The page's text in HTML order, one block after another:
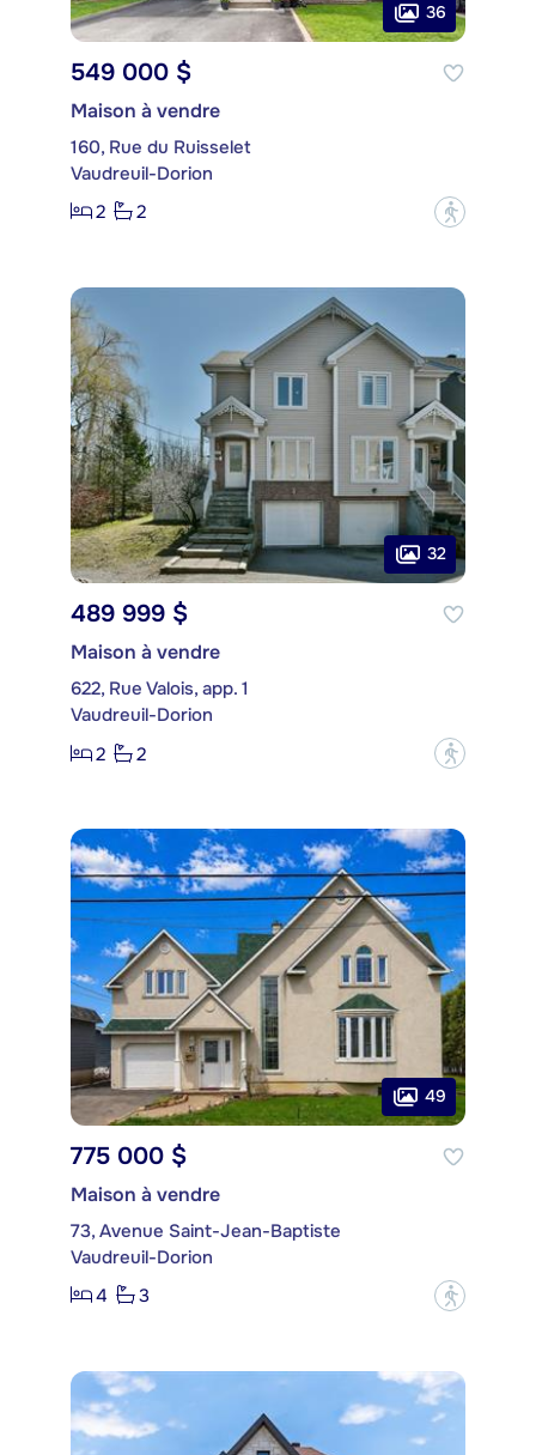
36
549 000 $
Maison à vendre
160, Rue du Ruisselet
Vaudreuil-Dorion
2
2 ?
32
489 999 $
Maison à vendre
622, Rue Valois, app. 1
Vaudreuil-Dorion
2
2 ?
49
775 000 $
Maison à vendre
73, Avenue Saint-Jean-Baptiste
Vaudreuil-Dorion
4
3 ?